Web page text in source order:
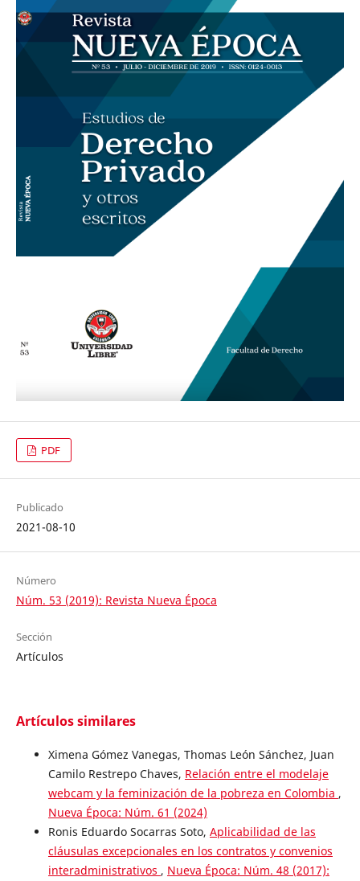
PDF
Publicado
2021-08-10
Número
Núm. 53 (2019): Revista Nueva Época
Sección
Artículos
Artículos similares
Ximena Gómez Vanegas, Thomas León Sánchez, Juan
Camilo Restrepo Chaves, Relación entre el modelaje
webcam y la feminización de la pobreza en Colombia ,
Nueva Época: Núm. 61 (2024)
Ronis Eduardo Socarras Soto, Aplicabilidad de las
cláusulas excepcionales en los contratos y convenios
interadministrativos , Nueva Época: Núm. 48 (2017):